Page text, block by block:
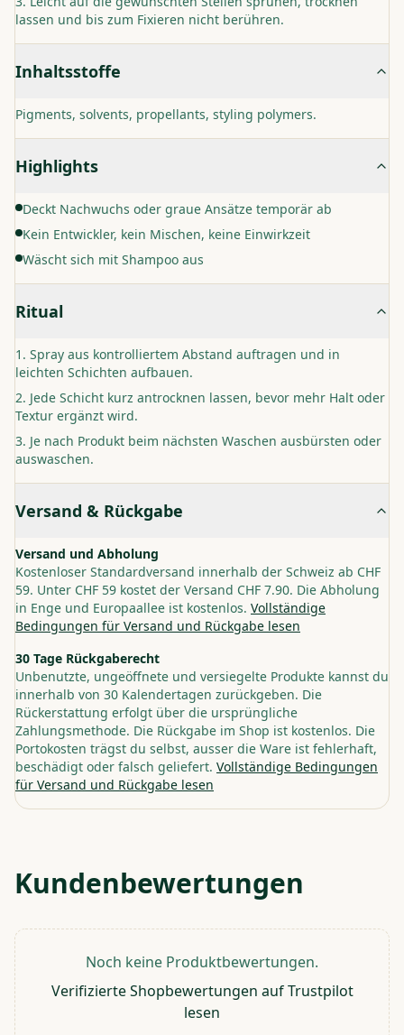
lassen und bis zum Fixieren nicht berühren.
Inhaltsstoffe
Pigments, solvents, propellants, styling polymers.
Highlights
Deckt Nachwuchs oder graue Ansätze temporär ab
Kein Entwickler, kein Mischen, keine Einwirkzeit
Wäscht sich mit Shampoo aus
Ritual
Spray aus kontrolliertem Abstand auftragen und in
leichten Schichten aufbauen.
Jede Schicht kurz antrocknen lassen, bevor mehr Halt oder
Textur ergänzt wird.
Je nach Produkt beim nächsten Waschen ausbürsten oder
auswaschen.
Versand & Rückgabe
Versand und Abholung
Kostenloser Standardversand innerhalb der Schweiz ab CHF
59. Unter CHF 59 kostet der Versand CHF 7.90. Die Abholung
in Enge und Europaallee ist kostenlos. Vollständige
Bedingungen für Versand und Rückgabe lesen
30 Tage Rückgaberecht
Unbenutzte, ungeöffnete und versiegelte Produkte kannst du
innerhalb von 30 Kalendertagen zurückgeben. Die
Rückerstattung erfolgt über die ursprüngliche
Zahlungsmethode. Die Rückgabe im Shop ist kostenlos. Die
Portokosten trägst du selbst, ausser die Ware ist fehlerhaft,
beschädigt oder falsch geliefert. Vollständige Bedingungen
für Versand und Rückgabe lesen
Kundenbewertungen
Noch keine Produktbewertungen.
Verifizierte Shopbewertungen auf Trustpilot
lesen